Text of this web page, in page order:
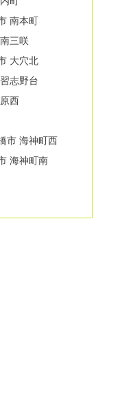
南本町
三咲
大穴北
志野台
西
市 海神町西
海神町南